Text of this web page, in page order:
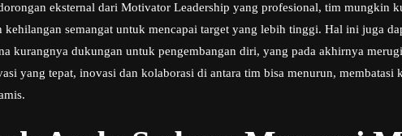
eksternal dari Motivator Leadership yang profesional, tim mungkin
kehilangan semangat untuk mencapai target yang lebih tinggi. Hal ini juga
kurangnya dukungan untuk pengembangan diri, yang pada akhirnya
yang tepat, inovasi dan kolaborasi di antara tim bisa menurun, membatasi